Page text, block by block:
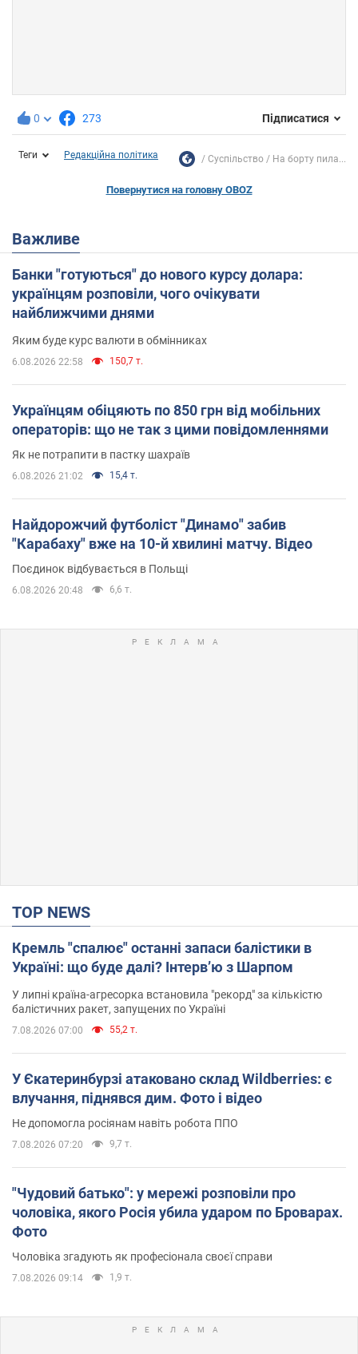
0 273 Підписатися
Теги Редакційна політика Суспільство На борту пила...
Повернутися на головну OBOZ
Важливе
Банки "готуються" до нового курсу долара:
українцям розповіли, чого очікувати
найближчими днями
Яким буде курс валюти в обмінниках
6.08.2026 22:58 150,7 т.
Українцям обіцяють по 850 грн від мобільних
операторів: що не так з цими повідомленнями
Як не потрапити в пастку шахраїв
6.08.2026 21:02 15,4 т.
Найдорожчий футболіст "Динамо" забив
"Карабаху" вже на 10-й хвилині матчу. Відео
Поєдинок відбувається в Польщі
6.08.2026 20:48 6,6 т.
TOP NEWS
Кремль "спалює" останні запаси балістики в
Україні: що буде далі? Інтерв’ю з Шарпом
У липні країна-агресорка встановила "рекорд" за кількістю
балістичних ракет, запущених по Україні
7.08.2026 07:00 55,2 т.
У Єкатеринбурзі атаковано склад Wildberries: є
влучання, піднявся дим. Фото і відео
Не допомогла росіянам навіть робота ППО
7.08.2026 07:20 9,7 т.
"Чудовий батько": у мережі розповіли про
чоловіка, якого Росія убила ударом по Броварах.
Фото
Чоловіка згадують як професіонала своєї справи
7.08.2026 09:14 1,9 т.